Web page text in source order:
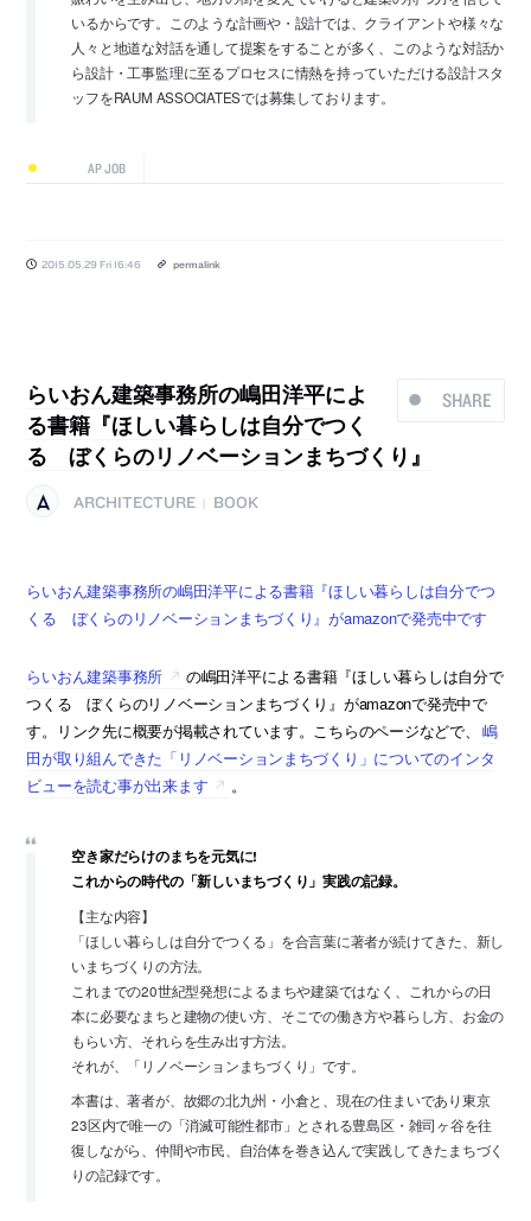
いるからです。このような計画や・設計では、クライアントや様々な
人々と地道な対話を通して提案をすることが多く、このような対話か
ら設計・工事監理に至るプロセスに情熱を持っていただける設計スタ
ッフをRAUM ASSOCIATESでは募集しております。
AP JOB
2015.05.29 Fri 16:46 permalink
SHARE
らいおん建築事務所の嶋田洋平によ
る書籍『ほしい暮らしは自分でつく
る ぼくらのリノベーションまちづくり』
ARCHITECTURE BOOK
らいおん建築事務所の嶋田洋平による書籍『ほしい暮らしは自分でつ
くる ぼくらのリノベーションまちづくり』がamazonで発売中です
らいおん建築事務所
の嶋田洋平による書籍『ほしい暮らしは自分で
つくる ぼくらのリノベーションまちづくり』がamazonで発売中で
す。リンク先に概要が掲載されています。こちらのページなどで、
嶋
田が取り組んできた「リノベーションまちづくり」についてのインタ
ビューを読む事が出来ます
。
空き家だらけのまちを元気に!
これからの時代の「新しいまちづくり」実践の記録。
【主な内容】
「ほしい暮らしは自分でつくる」を合言葉に著者が続けてきた、新し
いまちづくりの方法。
これまでの20世紀型発想によるまちや建築ではなく、これからの日
本に必要なまちと建物の使い方、そこでの働き方や暮らし方、お金の
もらい方、それらを生み出す方法。
それが、「リノベーションまちづくり」です。
本書は、著者が、故郷の北九州・小倉と、現在の住まいであり東京
23区内で唯一の「消滅可能性都市」とされる豊島区・雑司ヶ谷を往
復しながら、仲間や市民、自治体を巻き込んで実践してきたまちづく
りの記録です。